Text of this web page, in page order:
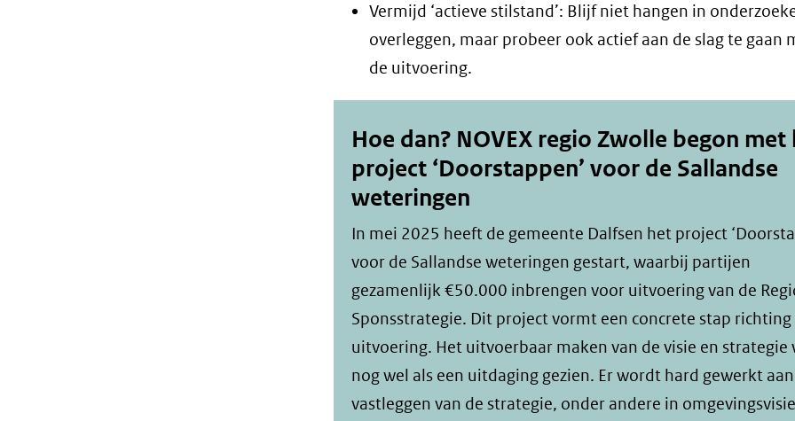
Vermijd ‘actieve stilstand’: Blijf niet hangen in
overleggen, maar probeer ook actief aan de slag te gaan
de uitvoering.
Hoe dan? NOVEX regio Zwolle begon met
project ‘Doorstappen’ voor de Sallandse
weteringen
In mei 2025 heeft de gemeente Dalfsen het project
voor de Sallandse weteringen gestart, waarbij partijen
gezamenlijk €50.000 inbrengen voor uitvoering van de
Sponsstrategie. Dit project vormt een concrete stap richting
uitvoering. Het uitvoerbaar maken van de visie en strategie
nog wel als een uitdaging gezien. Er wordt hard gewerkt
vastleggen van de strategie, onder andere in